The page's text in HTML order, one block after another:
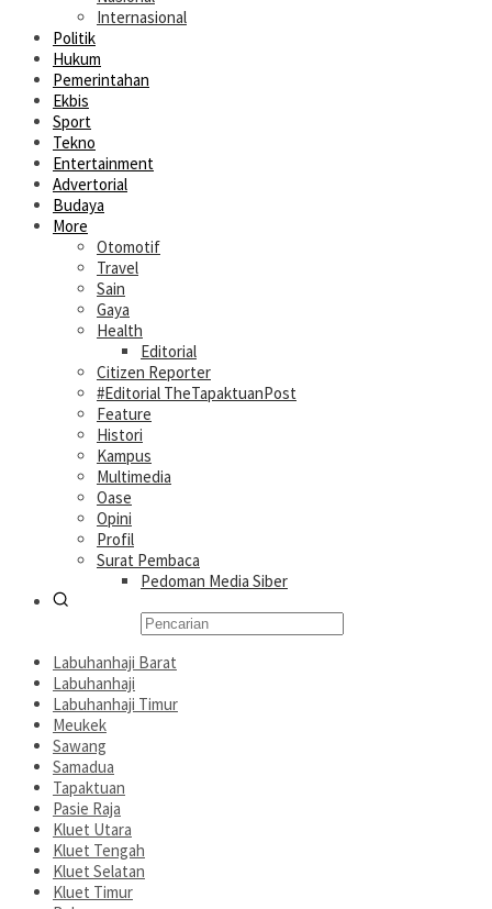
Internasional
Politik
Hukum
Pemerintahan
Ekbis
Sport
Tekno
Entertainment
Advertorial
Budaya
More
Otomotif
Travel
Sain
Gaya
Health
Editorial
Citizen Reporter
#Editorial TheTapaktuanPost
Feature
Histori
Kampus
Multimedia
Oase
Opini
Profil
Surat Pembaca
Pedoman Media Siber
Labuhanhaji Barat
Labuhanhaji
Labuhanhaji Timur
Meukek
Sawang
Samadua
Tapaktuan
Pasie Raja
Kluet Utara
Kluet Tengah
Kluet Selatan
Kluet Timur